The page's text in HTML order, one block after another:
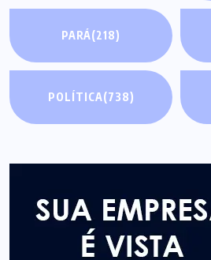
PARÁ(218)
POLÍTICA(738)